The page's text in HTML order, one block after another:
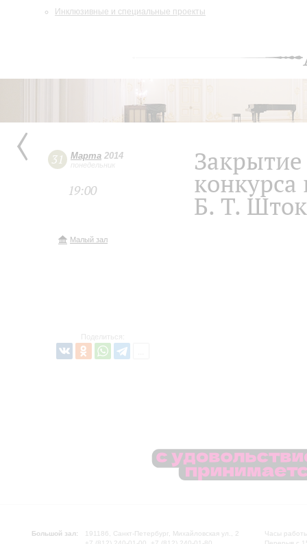
Инклюзивные и специальные проекты
31 Марта 2014
понедельник
19:00
Малый зал
Поделиться:
Б. Т.
Большой зал:
191186, Санкт-Петербург, Михайловская ул., 2
Часы